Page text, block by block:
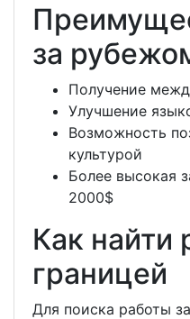
за
Получение
Улучшение
Возможность
культурой
Более высокая
2000$
Как найти
границей
Для поиска работы